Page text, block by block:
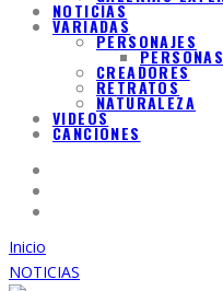
NOTICIAS
VARIADAS
PERSONAJES
PERSONAS
CREADORES
RETRATOS
NATURALEZA
VIDEOS
CANCIONES
Inicio
NOTICIAS